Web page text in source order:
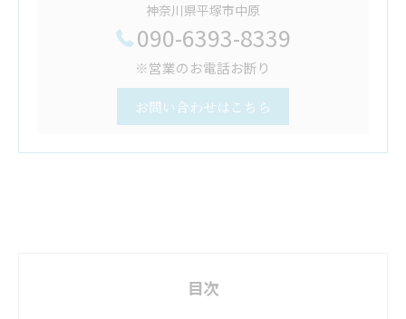
神奈川県平塚市中原
090-6393-8339
※営業のお電話お断り
お問い合わせはこちら
目次